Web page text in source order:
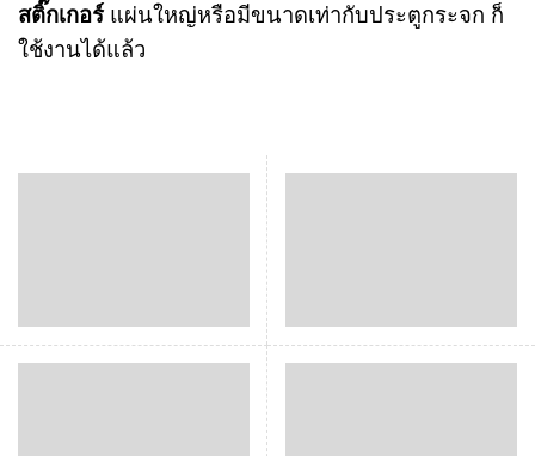
สติ๊กเกอร์ แผ่นใหญ่หรือมีขนาดเท่ากับประตูกระจก ก็
ใช้งานได้แล้ว